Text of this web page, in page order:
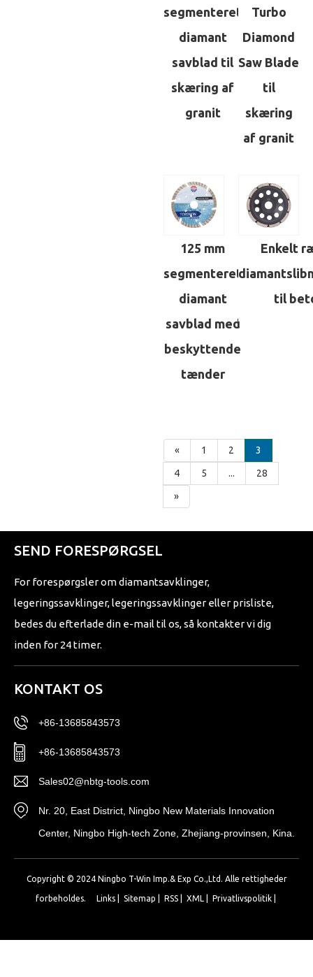
segmenteret
diamant
savblad til
skæring af
granit
Turbo
Diamond
Saw Blade
til
skæring
af granit
125 mm
segmenteret
diamant
savblad med
beskyttende
tænder
Enkelt
til
« 1 2 3
4 5 ... 28
»
SEND FORESPØRGSEL
For forespørgsler om diamantsavklinger,
legeringssavklinger, legeringssavklinger eller prisliste,
bedes du efterlade din e-mail til os, så kontakter vi dig
inden for 24 timer.
KONTAKT OS
+86-13685843573
+86-13685843573
Sales02@nbtg-tools.com
Nr. 20, East District, Ningbo New Materials Innovation
Center, Ningbo High-tech Zone, Zhejiang-provinsen, Kina.
Copyright © 2024 Ningbo T-Win Imp.& Exp Co.,Ltd. Alle rettigheder
forbeholdes. Links| Sitemap RSS| XML Privatlivspolitik|